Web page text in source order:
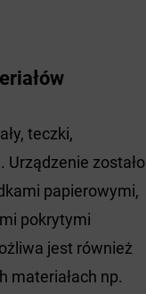
teczki,
Urządzenie zostało
papierowymi,
pokrytymi
jest również
materiałach np.